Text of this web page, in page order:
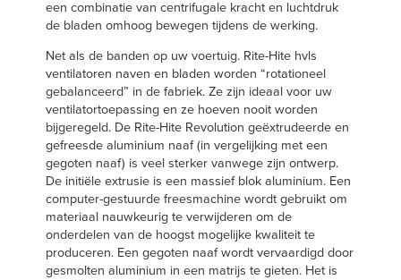
een combinatie van centrifugale kracht en luchtdruk
de bladen omhoog bewegen tijdens de werking.
Net als de banden op uw voertuig. Rite-Hite hvls
ventilatoren naven en bladen worden “rotationeel
gebalanceerd” in de fabriek. Ze zijn ideaal voor uw
ventilatortoepassing en ze hoeven nooit worden
bijgeregeld. De Rite-Hite Revolution geëxtrudeerde en
gefreesde aluminium naaf (in vergelijking met een
gegoten naaf) is veel sterker vanwege zijn ontwerp.
De initiële extrusie is een massief blok aluminium. Een
computer-gestuurde freesmachine wordt gebruikt om
materiaal nauwkeurig te verwijderen om de
onderdelen van de hoogst mogelijke kwaliteit te
produceren. Een gegoten naaf wordt vervaardigd door
gesmolten aluminium in een matrijs te gieten. Het is